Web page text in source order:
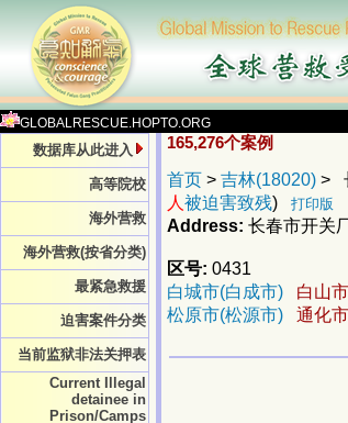
GLOBALRESCUE.HOPTO.ORG
数据库从此进入
高等院校
海外营救
海外营救(按省分类)
最紧急救援
迫害案件分类
当前监狱非法关押表
Current Illegal
detainee in
Prison/Camps
165,276个案例
首页 > 吉林(18020) >
人 被迫害致残) 打印版
Address: 长春市开关
区号: 0431
白城市(白成市)
白山
松原市(松源市)
通化市